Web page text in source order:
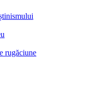
rugăciune